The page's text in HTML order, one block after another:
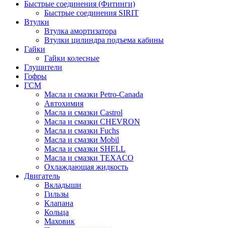
Быстрые соединения (Фитинги)
Быстрые соединения SIRIT
Втулки
Втулка амортизатора
Втулки цилиндра подъема кабины
Гайки
Гайки колесные
Глушители
Гофры
ГСМ
Масла и смазки Petro-Canada
Автохимия
Масла и смазки Castrol
Масла и смазки CHEVRON
Масла и смазки Fuchs
Масла и смазки Mobil
Масла и смазки SHELL
Масла и смазки TEXACO
Охлаждающая жидкость
Двигатель
Вкладыши
Гильзы
Клапана
Кольца
Маховик